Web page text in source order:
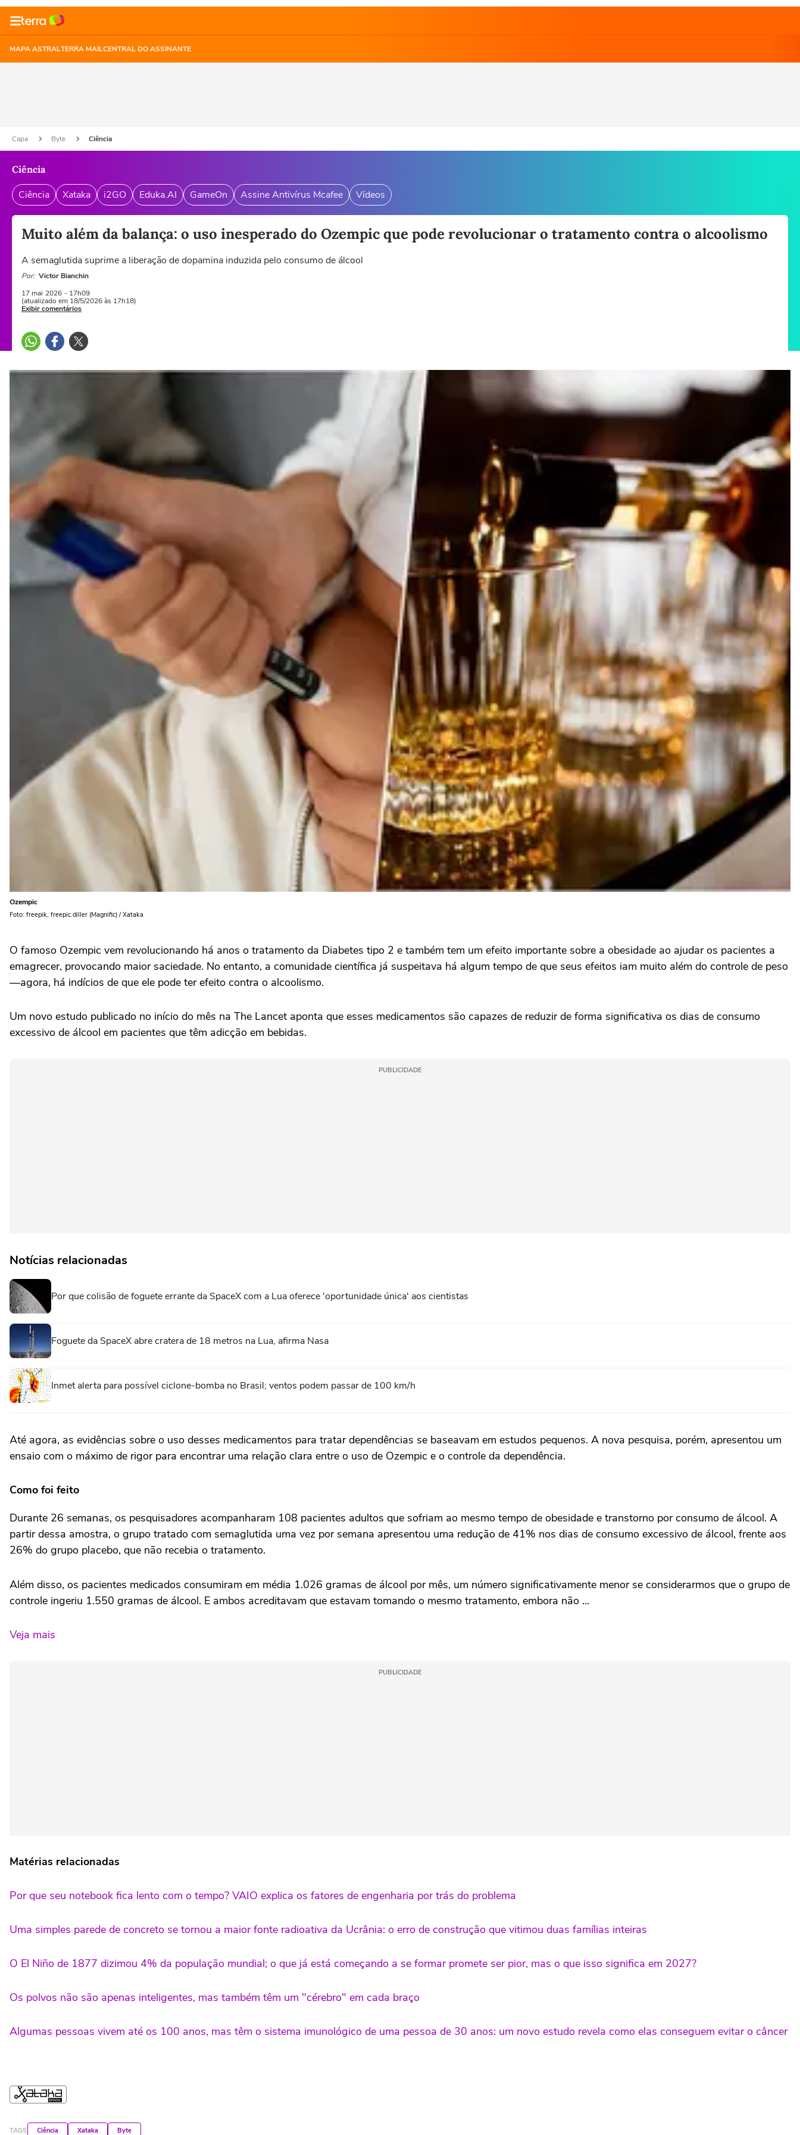
MAPA ASTRALTERRA MAILCENTRAL DO ASSINANTE
Capa Byte Ciência
Ciência
Ciência Xataka i2GO Eduka.AI GameOn Assine Antivírus Mcafee Vídeos
Muito além da balança: o uso inesperado do Ozempic que pode revolucionar o tratamento contra o alcoolismo
A semaglutida suprime a liberação de dopamina induzida pelo consumo de álcool
Por: Victor Bianchin
17 mai 2026 - 17h09
(atualizado em 18/5/2026 às 17h18)
Exibir comentários
Ozempic
Foto: freepik, freepic.diller (Magnific) / Xataka
O famoso Ozempic vem revolucionando há anos o tratamento da Diabetes tipo 2 e também tem um efeito importante sobre a obesidade ao ajudar os pacientes a
emagrecer, provocando maior saciedade. No entanto, a comunidade científica já suspeitava há algum tempo de que seus efeitos iam muito além do controle de peso
—agora, há indícios de que ele pode ter efeito contra o alcoolismo.
Um novo estudo publicado no início do mês na The Lancet aponta que esses medicamentos são capazes de reduzir de forma significativa os dias de consumo
excessivo de álcool em pacientes que têm adicção em bebidas.
PUBLICIDADE
Notícias relacionadas
Por que colisão de foguete errante da SpaceX com a Lua oferece 'oportunidade única' aos cientistas
Foguete da SpaceX abre cratera de 18 metros na Lua, afirma Nasa
Inmet alerta para possível ciclone-bomba no Brasil; ventos podem passar de 100 km/h
Até agora, as evidências sobre o uso desses medicamentos para tratar dependências se baseavam em estudos pequenos. A nova pesquisa, porém, apresentou um
ensaio com o máximo de rigor para encontrar uma relação clara entre o uso de Ozempic e o controle da dependência.
Como foi feito
Durante 26 semanas, os pesquisadores acompanharam 108 pacientes adultos que sofriam ao mesmo tempo de obesidade e transtorno por consumo de álcool. A
partir dessa amostra, o grupo tratado com semaglutida uma vez por semana apresentou uma redução de 41% nos dias de consumo excessivo de álcool, frente aos
26% do grupo placebo, que não recebia o tratamento.
Além disso, os pacientes medicados consumiram em média 1.026 gramas de álcool por mês, um número significativamente menor se considerarmos que o grupo de
controle ingeriu 1.550 gramas de álcool. E ambos acreditavam que estavam tomando o mesmo tratamento, embora não ...
Veja mais
PUBLICIDADE
Matérias relacionadas
Por que seu notebook fica lento com o tempo? VAIO explica os fatores de engenharia por trás do problema
Uma simples parede de concreto se tornou a maior fonte radioativa da Ucrânia: o erro de construção que vitimou duas famílias inteiras
O El Niño de 1877 dizimou 4% da população mundial; o que já está começando a se formar promete ser pior, mas o que isso significa em 2027?
Os polvos não são apenas inteligentes, mas também têm um "cérebro" em cada braço
Algumas pessoas vivem até os 100 anos, mas têm o sistema imunológico de uma pessoa de 30 anos: um novo estudo revela como elas conseguem evitar o câncer
TAGS Ciência Xataka Byte